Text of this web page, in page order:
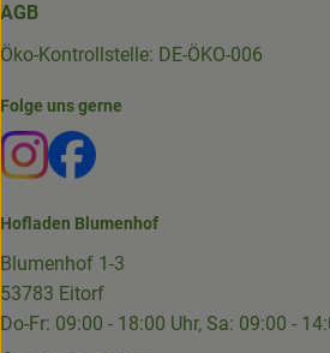
AGB
Öko-Kontrollstelle: DE-ÖKO-006
Folge uns gerne
Externer Link zu https://
Externer Link zu https://
Hofladen Blumenhof
Blumenhof 1-3
53783 Eitorf
Do-Fr: 09:00 - 18:00 Uhr, Sa: 09:00 -